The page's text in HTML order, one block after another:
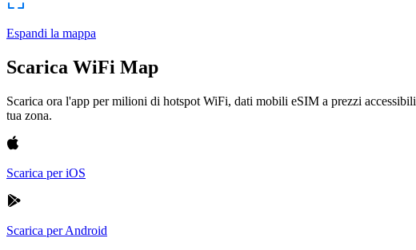
Espandi la mappa
Scarica WiFi Map
Scarica ora l'app per milioni di hotspot WiFi, dati mobili eSIM a prezzi
tua zona.
Scarica per iOS
Scarica per Android